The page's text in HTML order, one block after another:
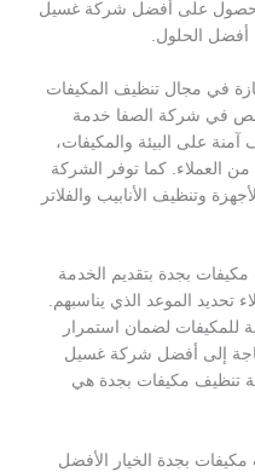
على أفضل شركة غسيل
الحلول.
في مجال تنظيف المكيفات
في شركة الصفا خدمة
على البيئة والمكيفات،
من العملاء. كما توفر الشركة
وتنظيف الأنابيب والفلاتر
بجدة بتقديم الخدمة
الموعد الذي يناسبهم.
للمكيفات لضمان استمرار
إلى أفضل شركة غسيل
تنظيف مكيفات بجدة هي
بجدة الخيار الأفضل